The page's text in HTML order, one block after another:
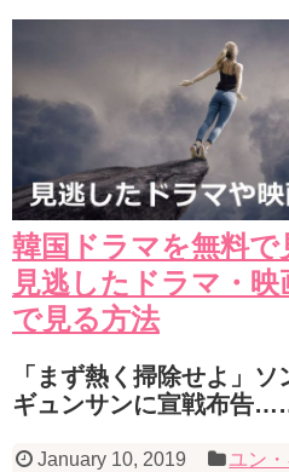
韓国ドラマを無料で
見逃したドラマ・
で見る方法
「まず熱く掃除せよ」
ギュンサンに宣戦布告
January 10, 2019 ユン